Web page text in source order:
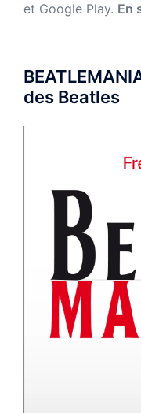
et Google Play. En
des Beatles